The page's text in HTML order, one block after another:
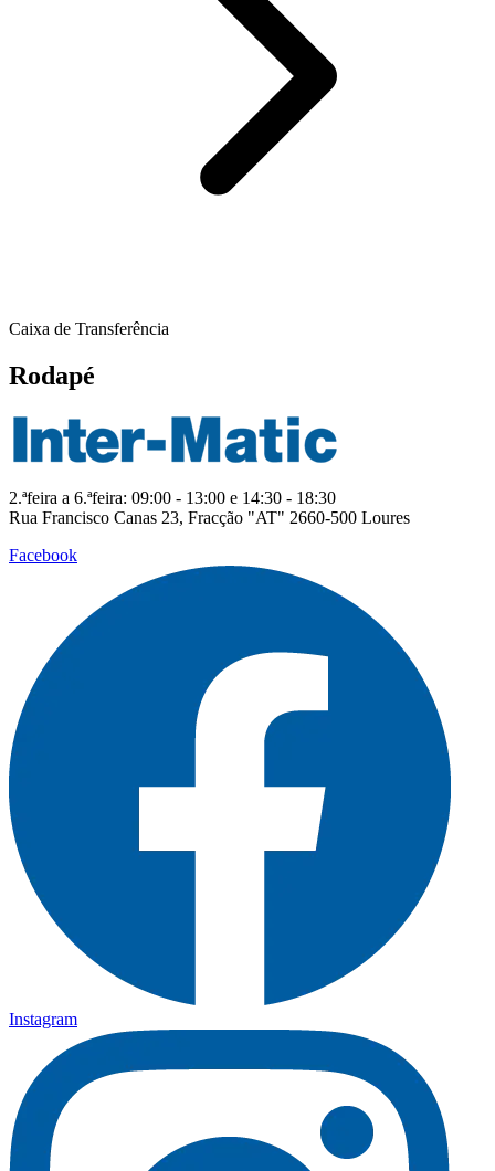
Caixa de Transferência
Rodapé
2.ªfeira a 6.ªfeira: 09:00 - 13:00 e 14:30 - 18:30
Rua Francisco Canas 23, Fracção "AT" 2660-500 Loures
Facebook
Instagram